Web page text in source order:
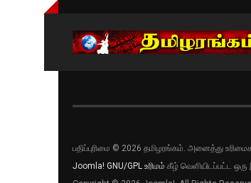
பதிப்புரிமை © 2026 தமிழரங்கம். அனைத்து
Joomla! GNU/GPL உரிமம் கீழ் வெளியிடப்பட்ட